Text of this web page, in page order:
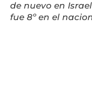
de nuevo en
fue 8º en el